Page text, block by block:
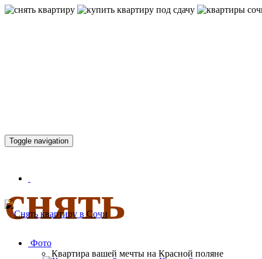
снять
Toggle navigation
Фото
Квартира вашей мечты на Красной поляне